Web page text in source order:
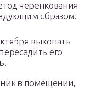
черенкования
образом:
выкопать
его
в помещении,